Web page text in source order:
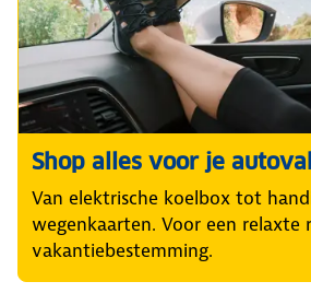
Shop alles voor je
Van elektrische koelbox tot
wegenkaarten. Voor een relaxte
vakantiebestemming.